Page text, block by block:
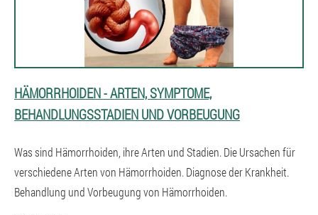
HÄMORRHOIDEN - ARTEN, SYMPTOME,
BEHANDLUNGSSTADIEN UND VORBEUGUNG
Was sind Hämorrhoiden, ihre Arten und Stadien. Die Ursachen für
verschiedene Arten von Hämorrhoiden. Diagnose der Krankheit.
Behandlung und Vorbeugung von Hämorrhoiden.